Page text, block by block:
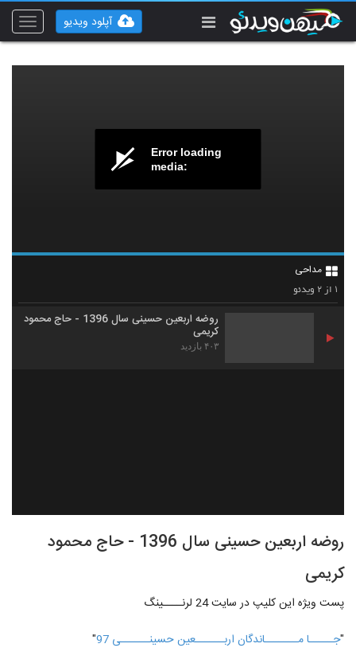
Toggle
آپلود ویدیو
Error loading
media:
مداحی
۱ از ۲ ویدئو
روضه اربعین حسینی سال 1396 - حاج محمود
کریمی
۴۰۳ بازدید
روضه اربعین حسینی سال 1396 - حاج محمود
کریمی
پست ویژه این کلیپ در سایت 24 لرنــــینگ
"جـــــا مـــــــاندگان اربــــــعین حسینــــــی 97 "